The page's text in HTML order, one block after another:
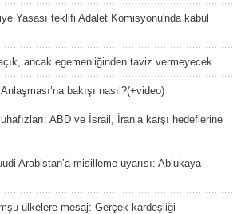
Yasası teklifi Adalet Komisyonu'nda kabul
ancak egemenliğinden taviz vermeyecek
Anlaşması’na bakışı nasıl?(+video)
ABD ve İsrail, İran’a karşı hedeflerine
Arabistan’a misilleme uyarısı: Ablukaya
ülkelere mesaj: Gerçek kardeşliği